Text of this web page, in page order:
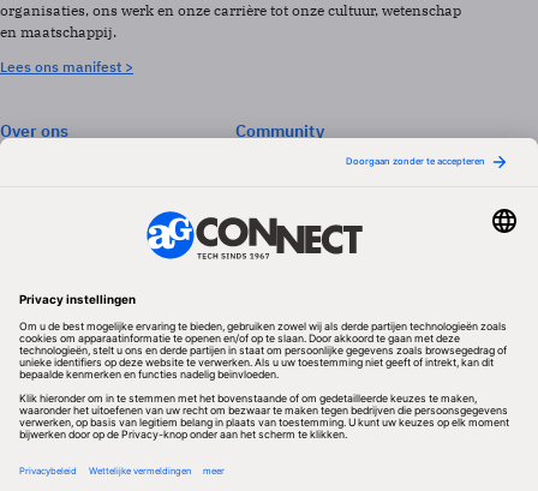
organisaties, ons werk en onze carrière tot onze cultuur, wetenschap
en maatschappij.
Lees ons manifest >
Over ons
Privacyinstellingen
Community
Events & Opleidingen
Vacatures
Whitepapers
Volg ons